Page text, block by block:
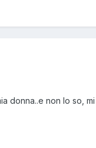
donna..e non lo so,